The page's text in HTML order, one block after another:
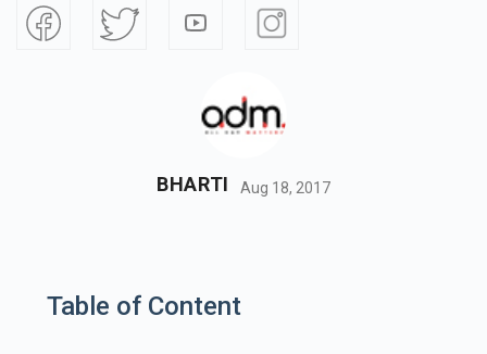
BHARTI Aug 18, 2017
Table of Content